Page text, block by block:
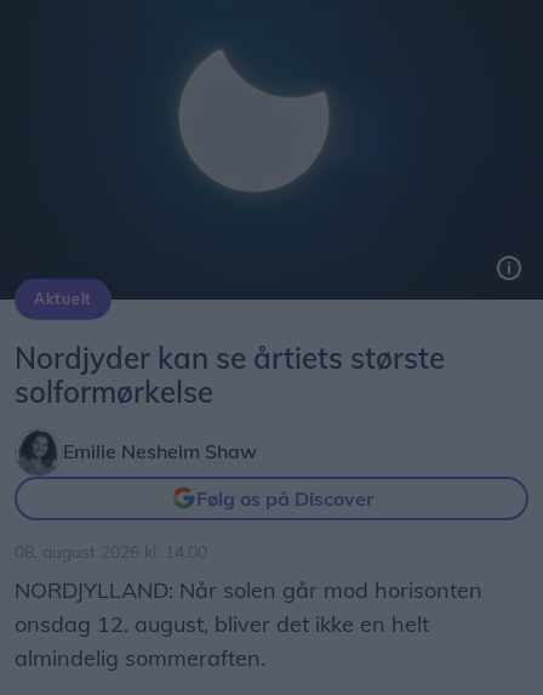
Aktuelt
Nordjyder kan se årtiets største
solformørkelse
Emilie Nesheim Shaw
Følg os på Discover
08. august 2026 kl. 14.00
NORDJYLLAND: Når solen går mod horisonten
onsdag 12. august, bliver det ikke en helt
almindelig sommeraften.